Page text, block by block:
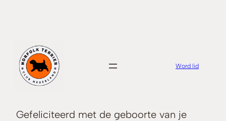
inhoud
Word lid
Gefeliciteerd met de geboorte van je